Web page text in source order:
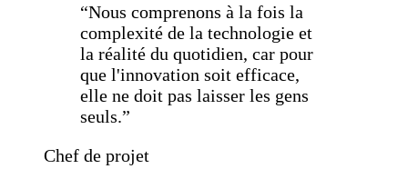
“Nous comprenons à la fois la
complexité de la technologie et
la réalité du quotidien, car pour
que l'innovation soit efficace,
elle ne doit pas laisser les gens
seuls.”
Chef de projet